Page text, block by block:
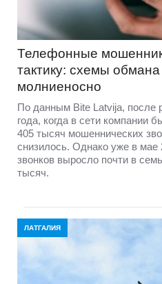
Телефонные
тактику: схемы
молниеносно
По данным Bite Latvija, после
года, когда в сети компании
405 тысяч мошеннических
снизилось. Однако уже в мае
звонков выросло почти в
тысяч.
ЛАТГАЛИЯ